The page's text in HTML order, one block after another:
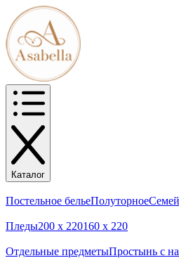
Каталог
Постельное бельеПолуторное
Пледы200 х 220160 х 220
Отдельные предметыПростынь с